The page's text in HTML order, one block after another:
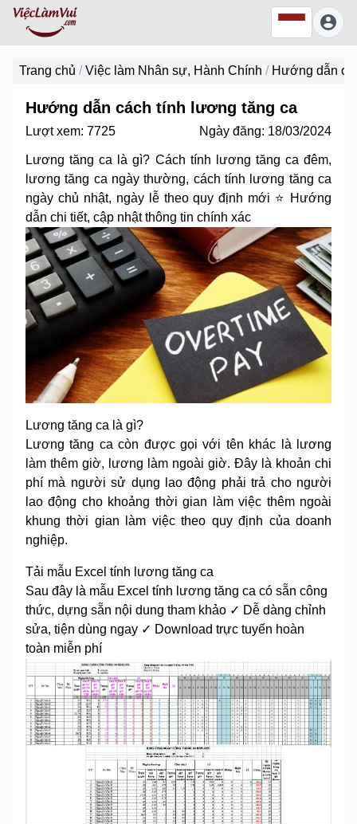
Trang chủ / Việc làm Nhân sự, Hành Chính / Hướng dẫn
Hướng dẫn cách tính lương tăng ca
Lượt xem: 7725 Ngày đăng: 18/03/2024
Lương tăng ca là gì? Cách tính lương tăng ca đêm,
lương tăng ca ngày thường, cách tính lương tăng ca
ngày chủ nhật, ngày lễ theo quy định mới ⭐ Hướng
dẫn chi tiết, cập nhật thông tin chính xác
Lương tăng ca là gì?
Lương tăng ca còn được gọi với tên khác là lương
làm thêm giờ, lương làm ngoài giờ. Đây là khoản chi
phí mà người sử dụng lao động phải trả cho người
lao động cho khoảng thời gian làm việc thêm ngoài
khung thời gian làm việc theo quy định của doanh
nghiệp.
Tải mẫu Excel tính lương tăng ca
Sau đây là mẫu Excel tính lương tăng ca có sẵn công
thức, dựng sẵn nội dung tham khảo ✓ Dễ dàng chỉnh
sửa, tiện dùng ngay ✓ Download trực tuyến hoàn
toàn miễn phí